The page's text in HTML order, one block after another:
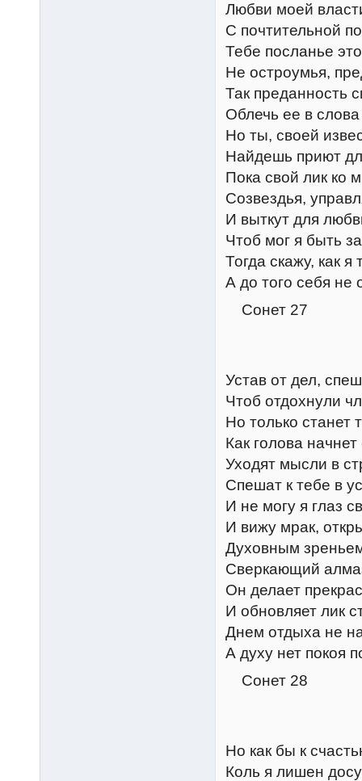
Любви моей
С почтительной
Тебе посланье
Не остроумья,
Так преданность
Облечь ее в
Но ты, своей
Найдешь приют
Пока свой лик ко
Созвездья,
И выткут для
Чтоб мог я быть
Тогда скажу, как
А до того себя не
Сонет 27
Устав от дел,
Чтоб отдохнули
Но только станет
Как голова
Уходят мысли в
Спешат к тебе в
И не могу я глаз
И вижу мрак,
Духовным
Сверкающий
Он делает
И обновляет лик
Днем отдыха не
А духу нет покоя
Сонет 28
Но как бы к
Коль я лишен